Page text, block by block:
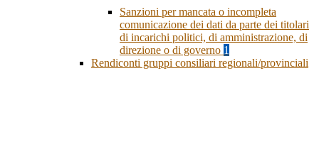
Sanzioni per mancata o incompleta
comunicazione dei dati da parte dei titolari
di incarichi politici, di amministrazione, di
direzione o di governo 1
Rendiconti gruppi consiliari regionali/provinciali